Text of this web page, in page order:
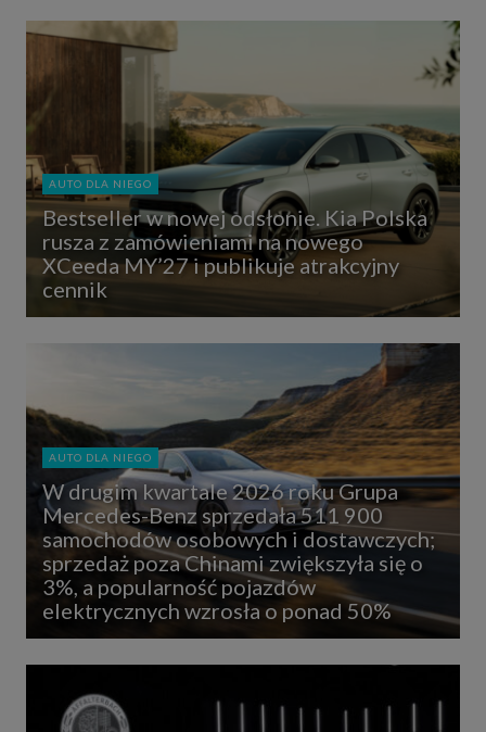
AUTO DLA NIEGO
Bestseller w nowej odsłonie. Kia Polska
rusza z zamówieniami na nowego
XCeeda MY’27 i publikuje atrakcyjny
cennik
AUTO DLA NIEGO
W drugim kwartale 2026 roku Grupa
Mercedes-Benz sprzedała 511 900
samochodów osobowych i dostawczych;
sprzedaż poza Chinami zwiększyła się o
3%, a popularność pojazdów
elektrycznych wzrosła o ponad 50%